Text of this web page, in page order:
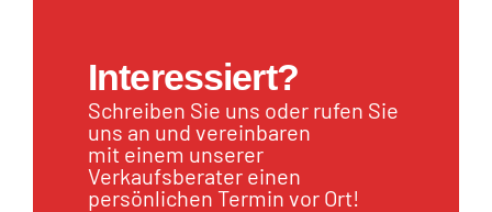
Interessiert?
Schreiben Sie uns oder rufen Sie
uns an und vereinbaren
mit einem unserer
Verkaufsberater einen
persönlichen Termin vor Ort!